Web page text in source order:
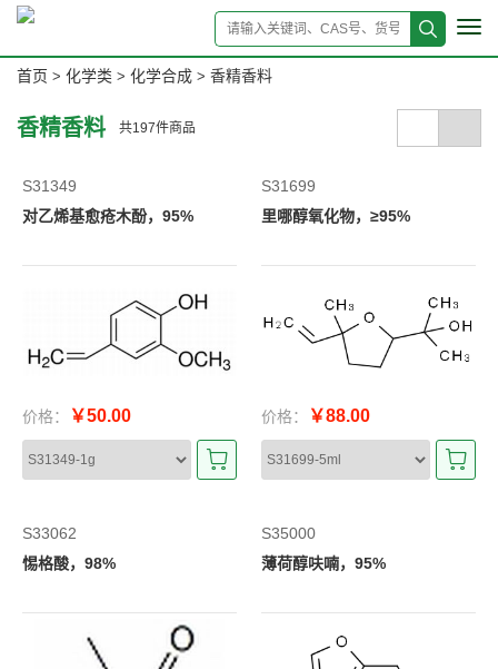
首页 > 化学类 > 化学合成 > 香精香料
香精香料 共197件商品
S31349
对乙烯基愈疮木酚，95%
价格： ￥50.00
S31699
里哪醇氧化物，≥95%
价格： ￥88.00
S33062
惕格酸，98%
S35000
薄荷醇呋喃，95%